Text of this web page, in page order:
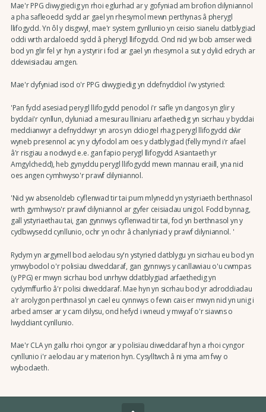
Mae'r PPG diwygiedig yn rhoi eglurhad ar y gofyniad am brofion dilyniannol
a pha safleoedd sydd ar gael yn rhesymol mewn perthynas â pherygl
llifogydd. Yn ôl y disgwyl, mae'r system gynllunio yn ceisio sianelu datblygiad
oddi wrth ardaloedd sydd â pherygl llifogydd. Ond nid yw bob amser wedi
bod yn glir fel yr hyn a ystyrir i fod ar gael yn rhesymol a sut y dylid edrych ar
ddewisiadau amgen.
Mae'r dyfyniad isod o'r PPG diwygiedig yn ddefnyddiol i'w ystyried:
'Pan fydd asesiad perygl llifogydd penodol i'r safle yn dangos yn glir y
byddai'r cynllun, dyluniad a mesurau lliniaru arfaethedig yn sicrhau y byddai
meddianwyr a defnyddwyr yn aros yn ddiogel rhag perygl llifogydd dŵr
wyneb presennol ac yn y dyfodol am oes y datblygiad (felly mynd i'r afael
â'r risgiau a nodwyd e.e. gan fapio perygl llifogydd Asiantaeth yr
Amgylchedd), heb gynyddu perygl llifogydd mewn mannau eraill, yna nid
oes angen cymhwyso'r prawf dilyniannol.
'Nid yw absenoldeb cyflenwad tir tai pum mlynedd yn ystyriaeth berthnasol
wrth gymhwyso'r prawf dilyniannol ar gyfer ceisiadau unigol. Fodd bynnag,
gall ystyriaethau tai, gan gynnwys cyflenwad tir tai, fod yn berthnasol yn y
cydbwysedd cynllunio, ochr yn ochr â chanlyniad y prawf dilyniannol. '
Rydym yn argymell bod aelodau sy'n ystyried datblygu yn sicrhau eu bod yn
ymwybodol o'r polisïau diweddaraf, gan gynnwys y canllawiau o'u cwmpas
(y PPG) er mwyn sicrhau bod unrhyw ddatblygiad arfaethedig yn
cydymffurfio â'r polisi diweddaraf. Mae hyn yn sicrhau bod yr adroddiadau
a'r arolygon perthnasol yn cael eu cynnwys o fewn cais er mwyn nid yn unig i
arbed amser ar y cam dilysu, ond hefyd i wneud y mwyaf o'r siawns o
lwyddiant cynllunio.
Mae'r CLA yn gallu rhoi cyngor ar y polisïau diweddaraf hyn a rhoi cyngor
cynllunio i'r aelodau ar y materion hyn. Cysylltwch â ni yma am fwy o
wybodaeth.